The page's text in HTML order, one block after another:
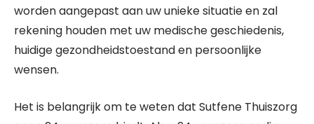
worden aangepast aan uw unieke situatie en zal
rekening houden met uw medische geschiedenis,
huidige gezondheidstoestand en persoonlijke
wensen.
Het is belangrijk om te weten dat Sutfene Thuiszorg